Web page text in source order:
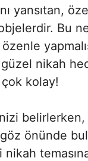
yansıtan,
Bu
nikah
kolay!
önünde